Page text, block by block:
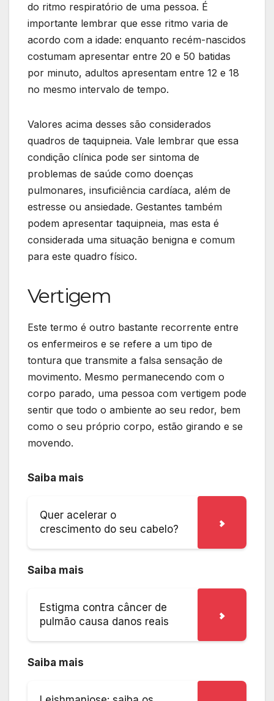
do ritmo respiratório de uma pessoa. É
importante lembrar que esse ritmo varia de
acordo com a idade: enquanto recém-nascidos
costumam apresentar entre 20 e 50 batidas
por minuto, adultos apresentam entre 12 e 18
no mesmo intervalo de tempo.
Valores acima desses são considerados
quadros de taquipneia. Vale lembrar que essa
condição clínica pode ser sintoma de
problemas de saúde como doenças
pulmonares, insuficiência cardíaca, além de
estresse ou ansiedade. Gestantes também
podem apresentar taquipneia, mas esta é
considerada uma situação benigna e comum
para este quadro físico.
Vertigem
Este termo é outro bastante recorrente entre
os enfermeiros e se refere a um tipo de
tontura que transmite a falsa sensação de
movimento. Mesmo permanecendo com o
corpo parado, uma pessoa com vertigem pode
sentir que todo o ambiente ao seu redor, bem
como o seu próprio corpo, estão girando e se
movendo.
Saiba mais
Quer acelerar o
crescimento do seu cabelo?
Saiba mais
Estigma contra câncer de
pulmão causa danos reais
Saiba mais